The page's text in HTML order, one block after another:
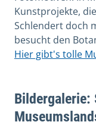
Kunstprojekte,
Schlendert doch
besucht den
Hier gibt's tolle
Bildergalerie: